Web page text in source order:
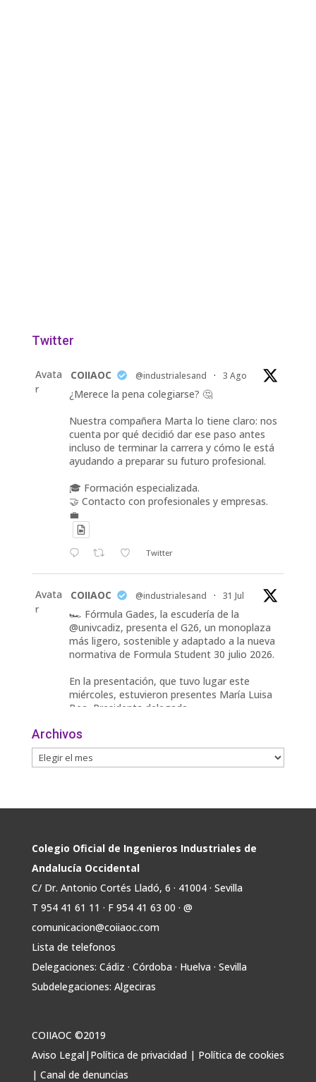
Twitter
Avata
r
COIIAOC @industrialesand · 3 Ago
¿Merece la pena colegiarse? 🤔
Nuestra compañera Marta lo tiene claro: nos
cuenta por qué decidió dar ese paso antes
incluso de terminar la carrera y cómo le está
ayudando a preparar su futuro profesional.
🎓 Formación especializada.
🤝 Contacto con profesionales y empresas.
💼
Twitter
Avata
r
COIIAOC @industrialesand · 31 Jul
🏎️ Fórmula Gades, la escudería de la
@univcadiz, presenta el G26, un monoplaza
más ligero, sostenible y adaptado a la nueva
normativa de Formula Student 30 julio 2026.
En la presentación, que tuvo lugar este
miércoles, estuvieron presentes María Luisa
Bea, Presidenta delegada
Twitter
📢ℹ️ El Gobierno acelera la electrificación
2030 para infraestructuras que permitan la
conexión de vivienda, industria y transporte
electrificado.
Estas medidas se encuentran en la dirección
Avata
COIIAOC @industrialesand · 29 Jul
🤝🏾 @industrialesand desempeña un
🛡️ Actuamos como garantes del interés
general, aportando conocimiento técnico y
facilitando la colaboración entre todos los
Archivos
Colegio Oficial de Ingenieros Industriales de
Andalucía Occidental
C/ Dr. Antonio Cortés Lladó, 6 · 41004 · Sevilla
T 954 41 61 11 · F 954 41 63 00 · @
comunicacion@coiiaoc.com
Lista de telefonos
Delegaciones: Cádiz · Córdoba · Huelva · Sevilla
Subdelegaciones: Algeciras
COIIAOC ©2019
Aviso Legal | Política de privacidad | Política de cookies
| Canal de denuncias